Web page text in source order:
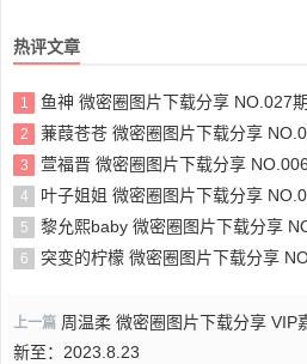
热评文章
1 鱼神 微密圈图片下载分享 NO.027
2 蒹葭苍苍 微密圈图片下载分享 NO.033期 【
3 萱福晋 微密圈图片下载分享 NO.006期 【
4 叶子姐姐 微密圈图片下载分享 NO.030期 【
5 黎允熙baby 微密圈图片下载分享
6 突变的柠檬 微密圈图片下载分享 NO.051期 【
上一篇 周温柔 微密圈图片下载分享 VIP
新至：2023.8.23